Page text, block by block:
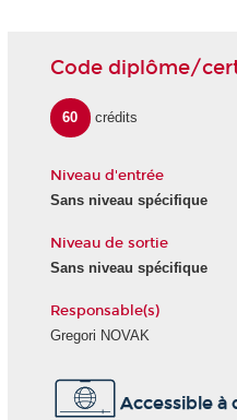
Code diplôme/
60 crédits
Niveau d'entrée
Sans niveau spécifique
Niveau de sortie
Sans niveau spécifique
Responsable(s)
Gregori NOVAK
Accessible à